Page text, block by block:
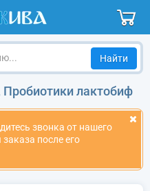
лактобиф
звонка от нашего
после его